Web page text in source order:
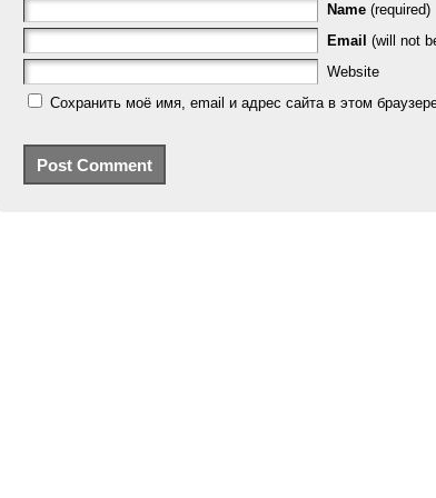
Name (required)
Email (will not
Website
Сохранить моё имя, email и адрес сайта в этом